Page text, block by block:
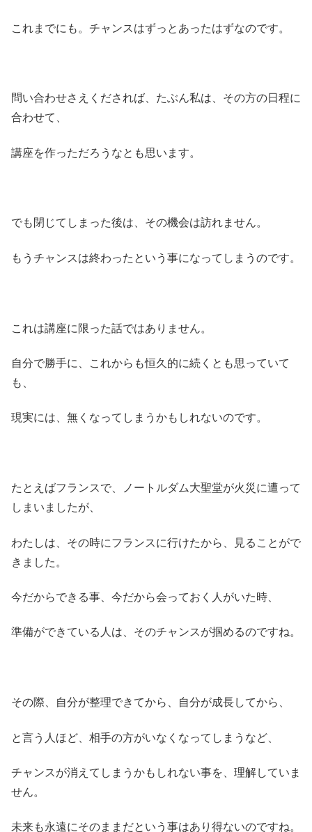
これまでにも。チャンスはずっとあったはずなのです。
問い合わせさえくだされば、たぶん私は、その方の日程に
合わせて、
講座を作っただろうなとも思います。
でも閉じてしまった後は、その機会は訪れません。
もうチャンスは終わったという事になってしまうのです。
これは講座に限った話ではありません。
自分で勝手に、これからも恒久的に続くとも思っていて
も、
現実には、無くなってしまうかもしれないのです。
たとえばフランスで、ノートルダム大聖堂が火災に遭って
しまいましたが、
わたしは、その時にフランスに行けたから、見ることがで
きました。
今だからできる事、今だから会っておく人がいた時、
準備ができている人は、そのチャンスが掴めるのですね。
その際、自分が整理できてから、自分が成長してから、
と言う人ほど、相手の方がいなくなってしまうなど、
チャンスが消えてしまうかもしれない事を、理解していま
せん。
未来も永遠にそのままだという事はあり得ないのですね。